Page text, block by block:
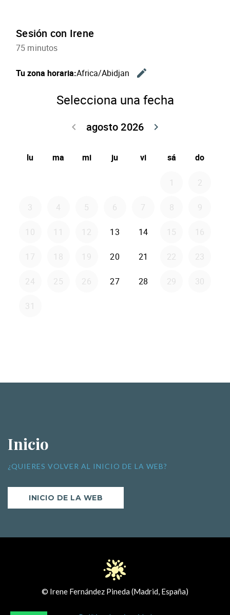
Inicio
¿QUIERES VOLVER AL INICIO DE LA WEB?
INICIO DE LA WEB
© Irene Fernández Pineda (Madrid, España)